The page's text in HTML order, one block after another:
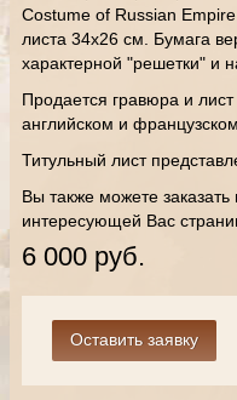
Costume of Russian
листа 34х26 см. Бумага
характерной "решетки" и
Продается гравюра и
английском и
Титульный лист
Вы также можете заказать
интересующей Вас
6 000 руб.